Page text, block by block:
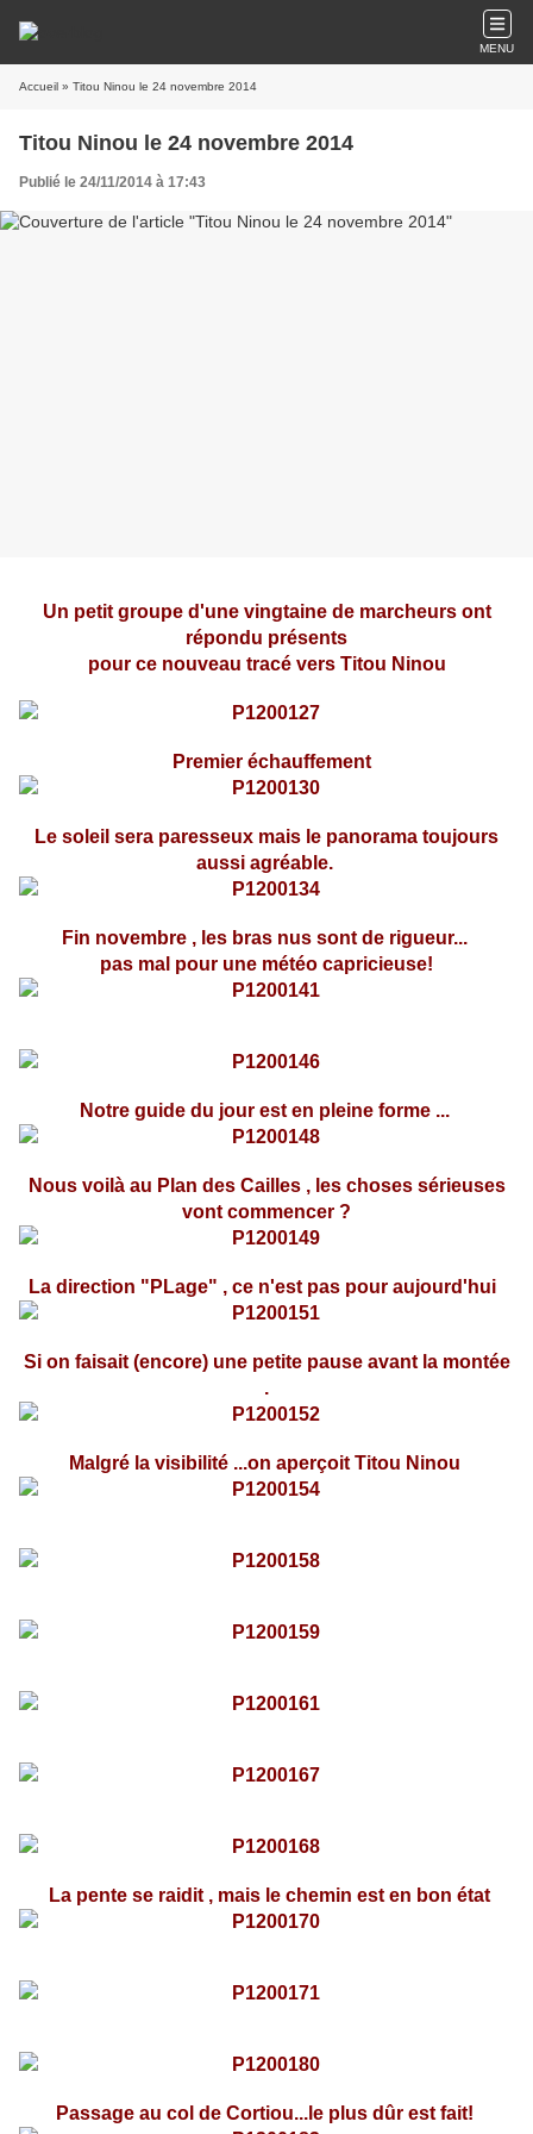
MENU
Accueil » Titou Ninou le 24 novembre 2014
Titou Ninou le 24 novembre 2014
Publié le 24/11/2014 à 17:43
Un petit groupe d'une vingtaine de marcheurs ont
répondu présents
pour ce nouveau tracé vers Titou Ninou
Premier échauffement
Le soleil sera paresseux mais le panorama toujours
aussi agréable.
Fin novembre , les bras nus sont de rigueur...
pas mal pour une météo capricieuse!
Notre guide du jour est en pleine forme ...
Nous voilà au Plan des Cailles , les choses sérieuses
vont commencer ?
La direction "PLage" , ce n'est pas pour aujourd'hui
Si on faisait (encore) une petite pause avant la montée
.
Malgré la visibilité ...on aperçoit Titou Ninou
La pente se raidit , mais le chemin est en bon état
Passage au col de Cortiou...le plus dûr est fait!